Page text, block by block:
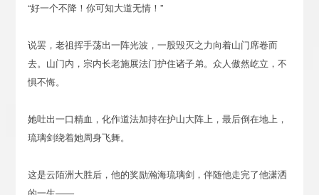
“好一个不降！你可知大道无情！”
说罢，老祖挥手荡出一阵光波，一股毁灭之力向着山门席卷而
去。山门内，宗内长老施展法门护住诸子弟。众人傲然屹立，不
惧不悔。
她吐出一口精血，化作道法加持在护山大阵上，最后倒在地上，
琉璃剑绕着她周身飞舞。
这是云陌洲大胜后，他的奖励瀚海琉璃剑，伴随他走完了他潇洒